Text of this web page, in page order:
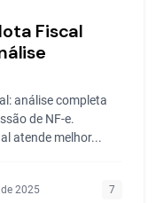
Fiscal
análise completa
de NF-e.
atende melhor...
2025 7